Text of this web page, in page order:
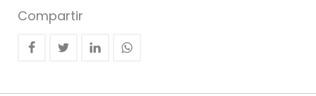
Compartir